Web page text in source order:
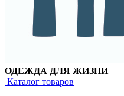
ОДЕЖДА ДЛЯ ЖИЗНИ
Каталог товаров